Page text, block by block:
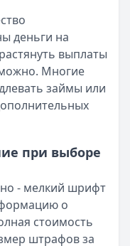
деньги на
выплаты
Многие
займы или
при выборе
- мелкий шрифт
о
стоимость
штрафов за